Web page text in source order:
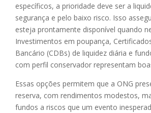
específicos, a prioridade deve ser a
segurança e pelo baixo risco. Isso
esteja prontamente disponível quando
Investimentos em poupança,
Bancário (CDBs) de liquidez diária e
com perfil conservador representam
Essas opções permitem que a ONG
reserva, com rendimentos modestos,
fundos a riscos que um evento